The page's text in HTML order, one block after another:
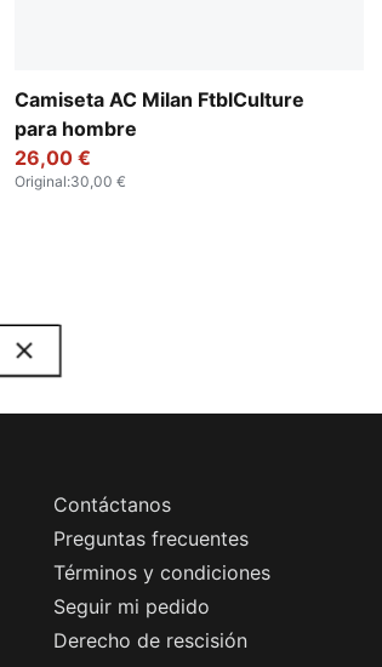
Camiseta AC Milan FtblCulture
para hombre
26,00 €
Original:30,00 €
Contáctanos
Preguntas frecuentes
Términos y condiciones
Seguir mi pedido
Derecho de rescisión